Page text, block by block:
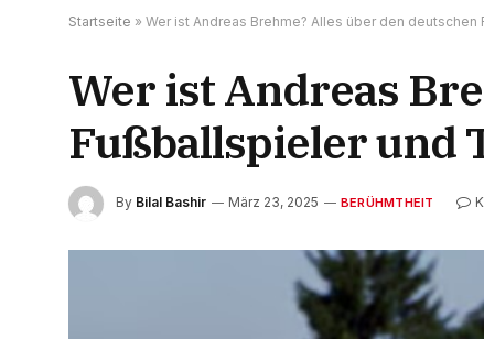
Startseite » Wer ist Andreas Brehme? Alles über den
Wer ist Andreas
Fußballspieler und
By Bilal Bashir März 23, 2025 BERÜHMTHEIT